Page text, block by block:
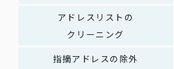
アドレスリストの
クリーニング
指摘アドレスの除外